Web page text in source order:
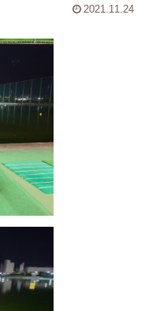
2021.11.24